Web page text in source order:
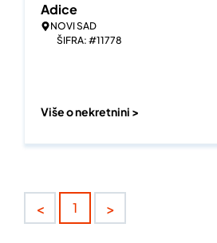
Adice
NOVI SAD
ŠIFRA: #11778
Više o nekretnini >
< 1 >